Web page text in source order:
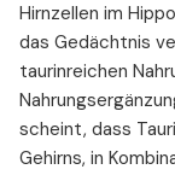
Hirnzellen im
das Gedächtnis
taurinreichen
scheint, dass
Gehirns, in